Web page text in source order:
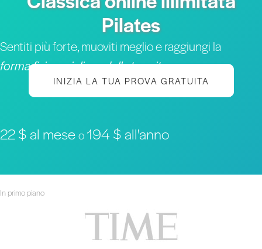
Pilates
Sentiti più forte, muoviti meglio e raggiungi la
forma fisica migliore della tua vita
INIZIA LA TUA PROVA GRATUITA
22 $ al meseo194 $ all'anno
In primo piano